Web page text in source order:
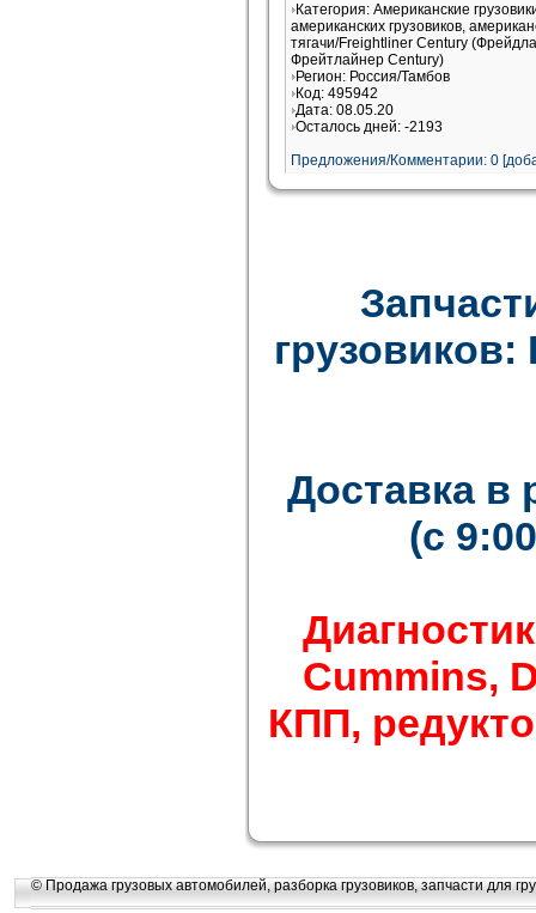
Категория: Американские
американских грузовиков,
тягачи/Freightliner Century
Фрейтлайнер Century)
Регион: Россия/Тамбов
Код: 495942
Дата: 08.05.20
Осталось дней: -2193
Предложения/Комментарии: 0
Доставка в
(с
Cummins,
КПП,
© Продажа грузовых автомобилей, разборка грузовиков, запчасти для